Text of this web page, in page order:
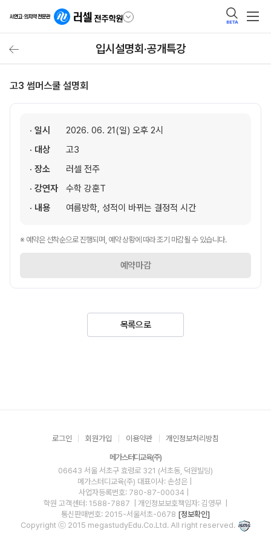
BETA
입시설명회·공개특강
고3 썸머스쿨 설명회
· 일시
2026. 06. 21(일) 오후 2시
· 대상
고3
· 장소
러셀 전주
· 강연자
수학 강훈T
· 내용
여름방학, 성적이 바뀌는 결정적 시간
※ 예약은 선착순으로 진행되며, 예약 상황에 따라 조기 마감될 수 있습니다.
예약마감
목록으로
로그인 회원가입 이용약관 개인정보처리방침
메가스터디교육(주)
06643 서울 서초구 효령로 321 (서초동, 덕원빌딩)
메가스터디교육(주) 대표이사: 손성은 |
사업자등록번호: 780-87-00034
학원 고객센터: 1588-7887
| 개인정보보호책임자: 김영무
통신판매번호: 2015-서울서초-0678 [정보확인]
Copyright ⓒ 2015 megastudyEdu.Co.Ltd. All right reserved.